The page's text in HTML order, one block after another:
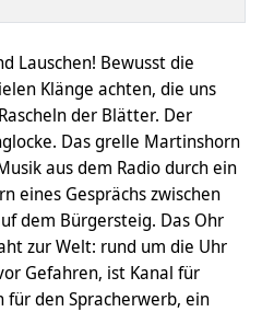
Lauschen! Bewusst die
Klänge achten, die uns
der Blätter. Der
Das grelle Martinshorn
aus dem Radio durch ein
eines Gesprächs zwischen
dem Bürgersteig. Das Ohr
zur Welt: rund um die Uhr
Gefahren, ist Kanal für
den Spracherwerb, ein